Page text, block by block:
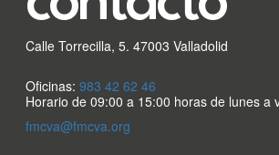
Calle Torrecilla, 5. 47003 Valladolid
Oficinas: 983 42 62 46
Horario de 09:00 a 15:00 horas de lunes a
fmcva@fmcva.org